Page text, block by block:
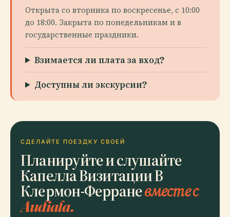
Открыта со вторника по воскресенье, с 10:00
до 18:00. Закрыта по понедельникам и в
государственные праздники.
Взимается ли плата за вход?
Доступны ли экскурсии?
СДЕЛАЙТЕ ПОЕЗДКУ СВОЕЙ
Планируйте и слушайте
Капелла Визитации В
Клермон-Ферраневместе с
Audiala.